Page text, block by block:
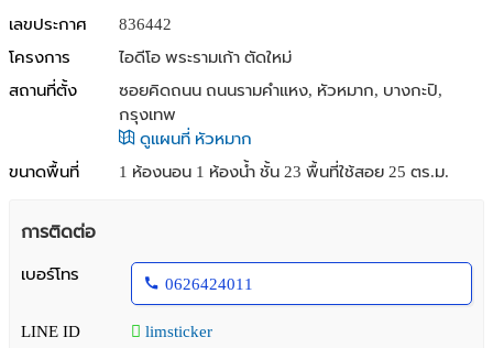
เลขประกาศ
836442
โครงการ
ไอดีโอ พระรามเก้า ตัดใหม่
สถานที่ตั้ง
ซอยคิดถนน ถนนรามคำแหง, หัวหมาก, บางกะปิ,
กรุงเทพ
ดูแผนที่ หัวหมาก
ขนาดพื้นที่
1 ห้องนอน 1 ห้องน้ำ ชั้น 23 พื้นที่ใช้สอย 25 ตร.ม.
การติดต่อ
เบอร์โทร
0626424011
LINE ID limsticker